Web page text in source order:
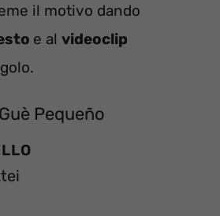
il motivo dando
e al videoclip
Pequeño